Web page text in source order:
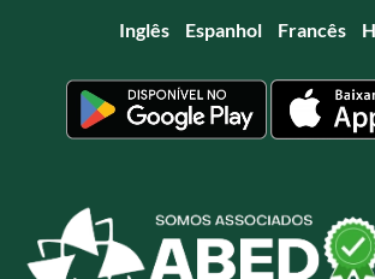
Inglês Espanhol Francês